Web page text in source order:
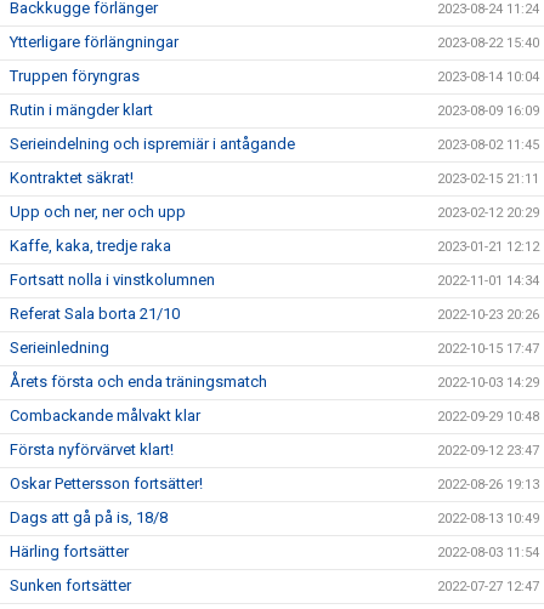
Backkugge förlänger 2023-08-24 11:24
Ytterligare förlängningar 2023-08-22 15:40
Truppen föryngras 2023-08-14 10:04
Rutin i mängder klart 2023-08-09 16:09
Serieindelning och ispremiär i antågande 2023-08-02 11:45
Kontraktet säkrat! 2023-02-15 21:11
Upp och ner, ner och upp 2023-02-12 20:29
Kaffe, kaka, tredje raka 2023-01-21 12:12
Fortsatt nolla i vinstkolumnen 2022-11-01 14:34
Referat Sala borta 21/10 2022-10-23 20:26
Serieinledning 2022-10-15 17:47
Årets första och enda träningsmatch 2022-10-03 14:29
Combackande målvakt klar 2022-09-29 10:48
Första nyförvärvet klart! 2022-09-12 23:47
Oskar Pettersson fortsätter! 2022-08-26 19:13
Dags att gå på is, 18/8 2022-08-13 10:49
Härling fortsätter 2022-08-03 11:54
Sunken fortsätter 2022-07-27 12:47